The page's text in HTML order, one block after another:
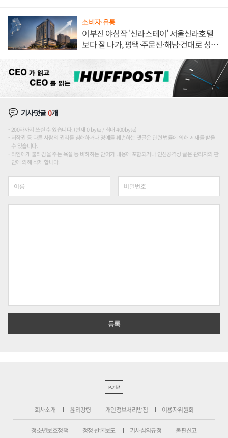
소비자·유통
이부진 야심작 '신라스테이' 서울신라호텔
보다 잘 나가, 평택·주문진·해남·건대로 성
기사댓글0개
200자까지 쓰실 수 있습니다. (현재 0 byte / 최대 400byte)
저작권 등 다른 사람의 권리를 침해하거나 명예를 훼손하는 댓글은 관련 법률에 의해 제재를 받을
수 있습니다.
타인에게 불쾌감을 주는 욕설 등 비하하는 단어가 내용에 포함되거나 인신공격성 글은 관리자의 판
단에 의해 삭제 합니다.
PC버전
회사소개 윤리강령 개인정보처리방침 이용자위원회
청소년보호정책 정정·반론보도 기사심의규정 불편신고